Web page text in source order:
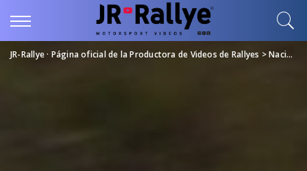
JR-Rallye · Página oficial de la Productora de Videos de Rallyes >Nacional